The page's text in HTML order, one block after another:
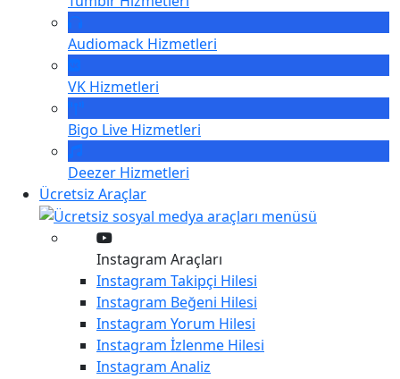
Audiomack Hizmetleri
VK Hizmetleri
Bigo Live Hizmetleri
Deezer Hizmetleri
Ücretsiz Araçlar
Instagram Araçları
Instagram Takipçi Hilesi
Instagram Beğeni Hilesi
Instagram Yorum Hilesi
Instagram İzlenme Hilesi
Instagram Analiz